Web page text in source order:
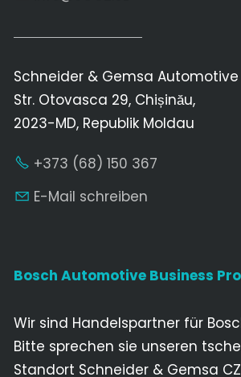
Schneider & Gemsa Automotive
Str. Otovasca 29, Chișinău,
2023-MD, Republik Moldau
+373 (68) 150 367
E-Mail schreiben
Bosch Automotive Business
Wir sind Handelspartner für
Bitte sprechen sie unseren
Standort Schneider & Gemsa CZ